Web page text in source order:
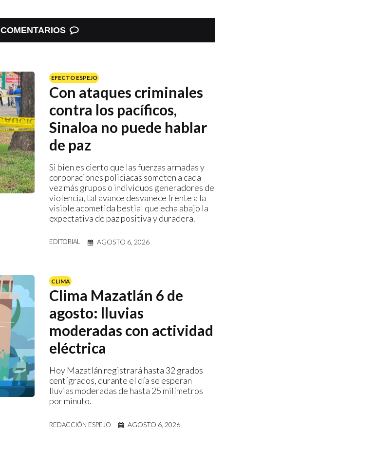
COMENTARIOS
EFECTO ESPEJO
Con ataques criminales
contra los pacíficos,
Sinaloa no puede hablar
de paz
Si bien es cierto que las fuerzas armadas y
corporaciones policiacas someten a cada
vez más grupos o individuos generadores de
violencia, tal avance desvanece frente a la
visible acometida bestial que echa abajo la
expectativa de paz positiva y duradera.
EDITORIAL AGOSTO 6, 2026
CLIMA
Clima Mazatlán 6 de
agosto: lluvias
moderadas con actividad
eléctrica
Hoy Mazatlán registrará hasta 32 grados
centígrados, durante el día se esperan
lluvias moderadas de hasta 25 milímetros
por minuto.
REDACCIÓN ESPEJO AGOSTO 6, 2026